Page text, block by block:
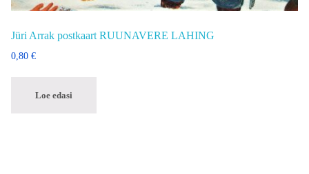
Jüri Arrak postkaart RUUNAVERE LAHING
0,80 €
Loe edasi